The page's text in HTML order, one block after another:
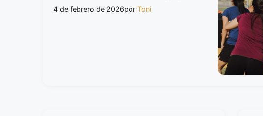
4 de febrero de 2026por Toni